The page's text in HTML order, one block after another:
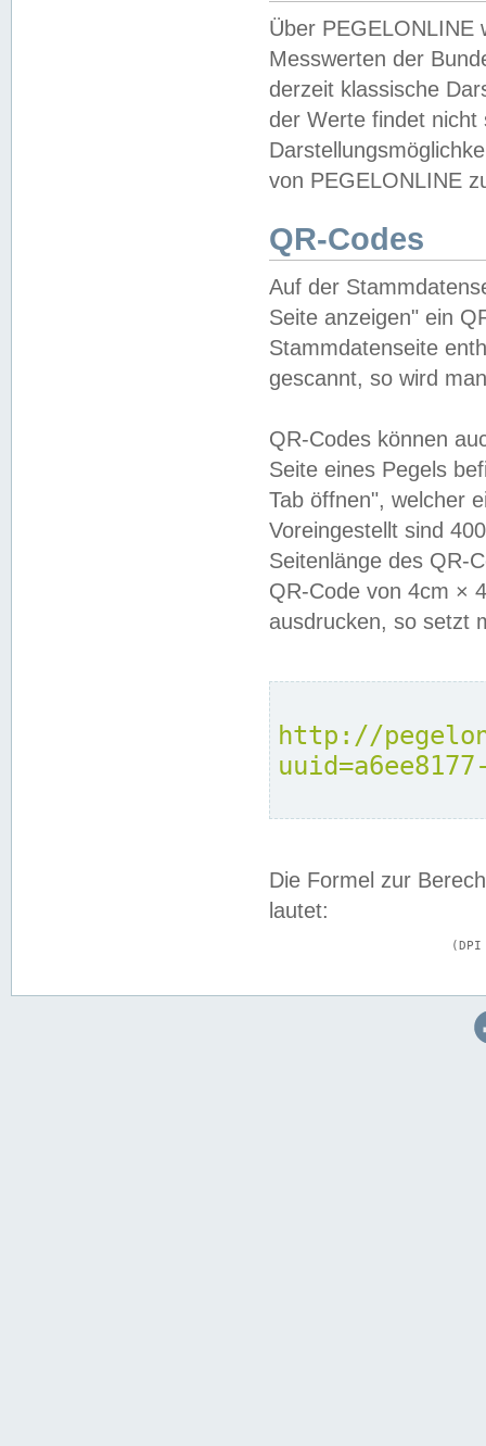
Über PEGELONLINE
Messwerten der
derzeit klassische
der Werte findet
von PEGELONLINE
QR-Codes
Auf der
Seite anzeigen" ein
Stammdatenseite
gescannt, so wird
QR-Codes können
Seite eines Pegels
Tab öffnen", welcher
Voreingestellt sind
Seitenlänge des QR-
QR-Code von 4cm ×
ausdrucken, so setzt
http://
Die Formel zur
lautet: